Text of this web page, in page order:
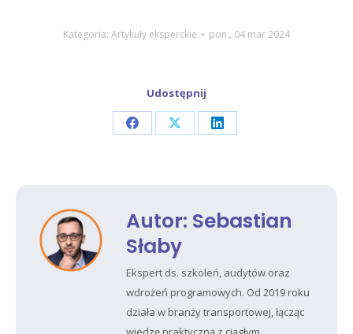
Kategoria: Artykuły eksperckie pon., 04 mar 2024
Udostępnij
Share Share Share
Autor: Sebastian
Słaby
Ekspert ds. szkoleń, audytów oraz
wdrożeń programowych. Od 2019 roku
działa w branży transportowej, łącząc